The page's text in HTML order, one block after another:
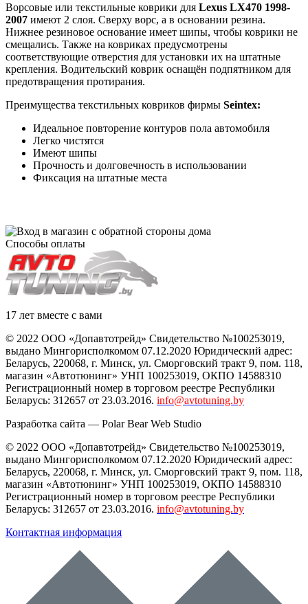
Ворсовые или текстильные коврики для Lexus LX470 1998-
2007 имеют 2 слоя. Сверху ворс, а в основании резина.
Нижнее резиновое основание имеет шипы, чтобы коврики не
смещались. Также на ковриках предусмотрены
соответствующие отверстия для установки их на штатные
крепления. Водительский коврик оснащён подпятником для
предотвращения протирания.
Преимущества текстильных ковриков фирмы Seintex:
Идеальное повторение контуров пола автомобиля
Легко чистятся
Имеют шипы
Прочность и долговечность в использовании
Фиксация на штатные места
Способы оплаты
17 лет вместе с вами
© 2022 ООО «Допавтотрейд» Свидетельство №100253019,
выдано Мингорисполкомом 07.12.2020 Юридический адрес:
Беларусь, 220068, г. Минск, ул. Сморговский тракт 9, пом. 118,
магазин «Автотюнинг» УНП 100253019, ОКПО 14588310
Регистрационный номер в торговом реестре Республики
Беларусь: 312657 от 23.03.2016. info@avtotuning.by
Разработка сайта — Polar Bear Web Studio
© 2022 ООО «Допавтотрейд» Свидетельство №100253019,
выдано Мингорисполкомом 07.12.2020 Юридический адрес:
Беларусь, 220068, г. Минск, ул. Сморговский тракт 9, пом. 118,
магазин «Автотюнинг» УНП 100253019, ОКПО 14588310
Регистрационный номер в торговом реестре Республики
Беларусь: 312657 от 23.03.2016. info@avtotuning.by
Контактная информация